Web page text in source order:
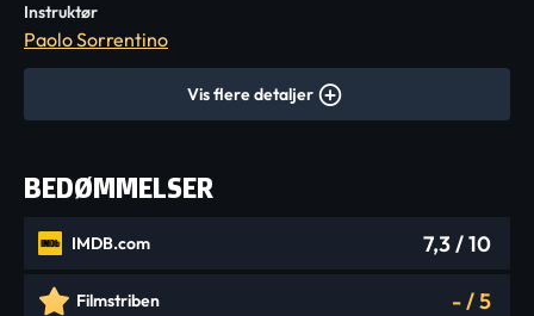
Instruktør
Paolo Sorrentino
Vis flere detaljer
BEDØMMELSER
IMDB.com 7,3/ 10
Filmstriben -/5